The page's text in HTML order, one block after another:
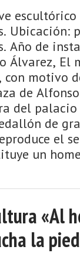
Ubicación:
Año de
Álvarez, El
con motivo
de
del palacio
de
el
un
«Al
la